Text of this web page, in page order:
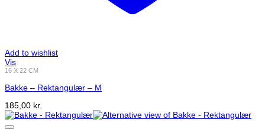
Add to wishlist
Vis
16 X 22 CM
Bakke – Rektangulær – M
185,00 kr.